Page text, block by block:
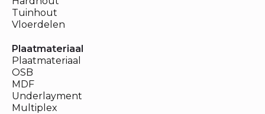
Tuinhout
Vloerdelen
Plaatmateriaal
Plaatmateriaal
OSB
MDF
Underlayment
Multiplex